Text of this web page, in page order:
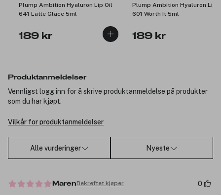
Plump Ambition Hyaluron Lip Oil
641 Latte Glace 5ml
189 kr
Plump Ambition Hyaluron Lip
601 Worth It 5ml
189 kr
Produktanmeldelser
Vennligst logg inn for å skrive produktanmeldelse på produkter
som du har kjøpt.
Vilkår for produktanmeldelser
Alle vurderinger Nyeste
MarenBekreftet kjøper 0